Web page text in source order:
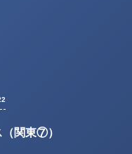
関東⑦）